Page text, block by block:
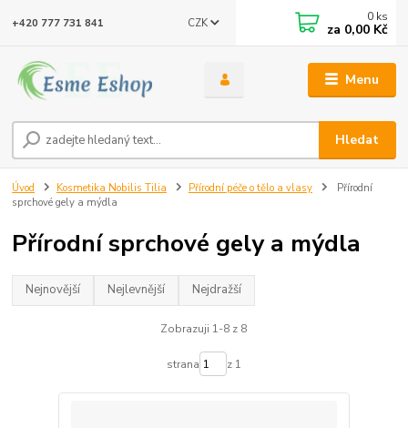
Menu
CZK
Hledat
+420 777 731 841 0 ks
za 0,00 Kč
Úvod Kosmetika Nobilis Tilia Přírodní péče o tělo a vlasy
Přírodní
sprchové gely a mýdla
Přírodní sprchové gely a mýdla
Nejnovější Nejlevnější Nejdražší
Zobrazuji 1-8 z 8
strana z 1